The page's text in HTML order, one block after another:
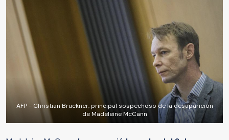
AFP - Christian Brückner, principal sospechoso de la desaparición
de Madeleine McCann